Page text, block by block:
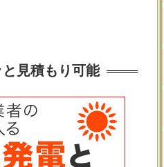
見積もり可能